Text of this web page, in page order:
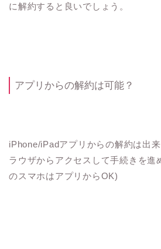
に解約すると良いでしょう。
アプリからの解約は可能？
iPhone/iPadアプリからの解約は出
ラウザからアクセスして手続きを進
のスマホはアプリからOK)